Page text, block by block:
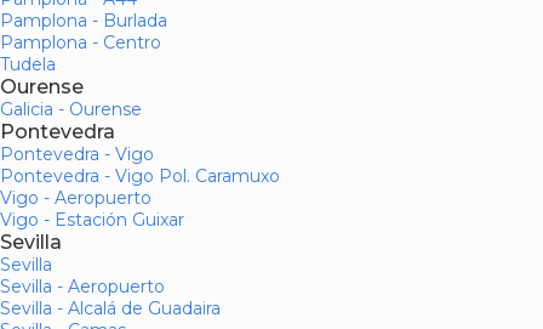
Pamplona - Burlada
Pamplona - Centro
Tudela
Ourense
Galicia - Ourense
Pontevedra
Pontevedra - Vigo
Pontevedra - Vigo Pol. Caramuxo
Vigo - Aeropuerto
Vigo - Estación Guixar
Sevilla
Sevilla
Sevilla - Aeropuerto
Sevilla - Alcalá de Guadaira